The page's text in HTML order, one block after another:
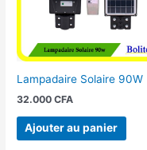
Lampadaire Solaire 90W
32.000CFA
Ajouter au panier